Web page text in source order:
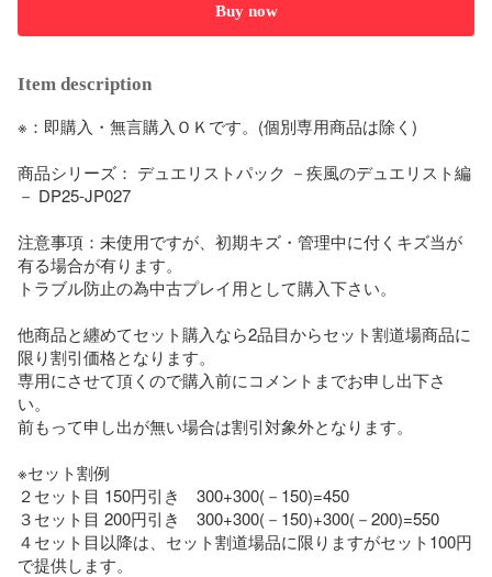
Buy now
Item description
※：即購入・無言購入ＯＫです。(個別専用商品は除く)
商品シリーズ： デュエリストパック －疾風のデュエリスト編
－ DP25-JP027
注意事項：未使用ですが、初期キズ・管理中に付くキズ当が
有る場合が有ります。
トラブル防止の為中古プレイ用として購入下さい。
他商品と纏めてセット購入なら2品目からセット割道場商品に
限り割引価格となります。
専用にさせて頂くので購入前にコメントまでお申し出下さ
い。
前もって申し出が無い場合は割引対象外となります。
※セット割例
２セット目 150円引き　300+300(－150)=450
３セット目 200円引き　300+300(－150)+300(－200)=550
４セット目以降は、セット割道場品に限りますがセット100円
で提供します。